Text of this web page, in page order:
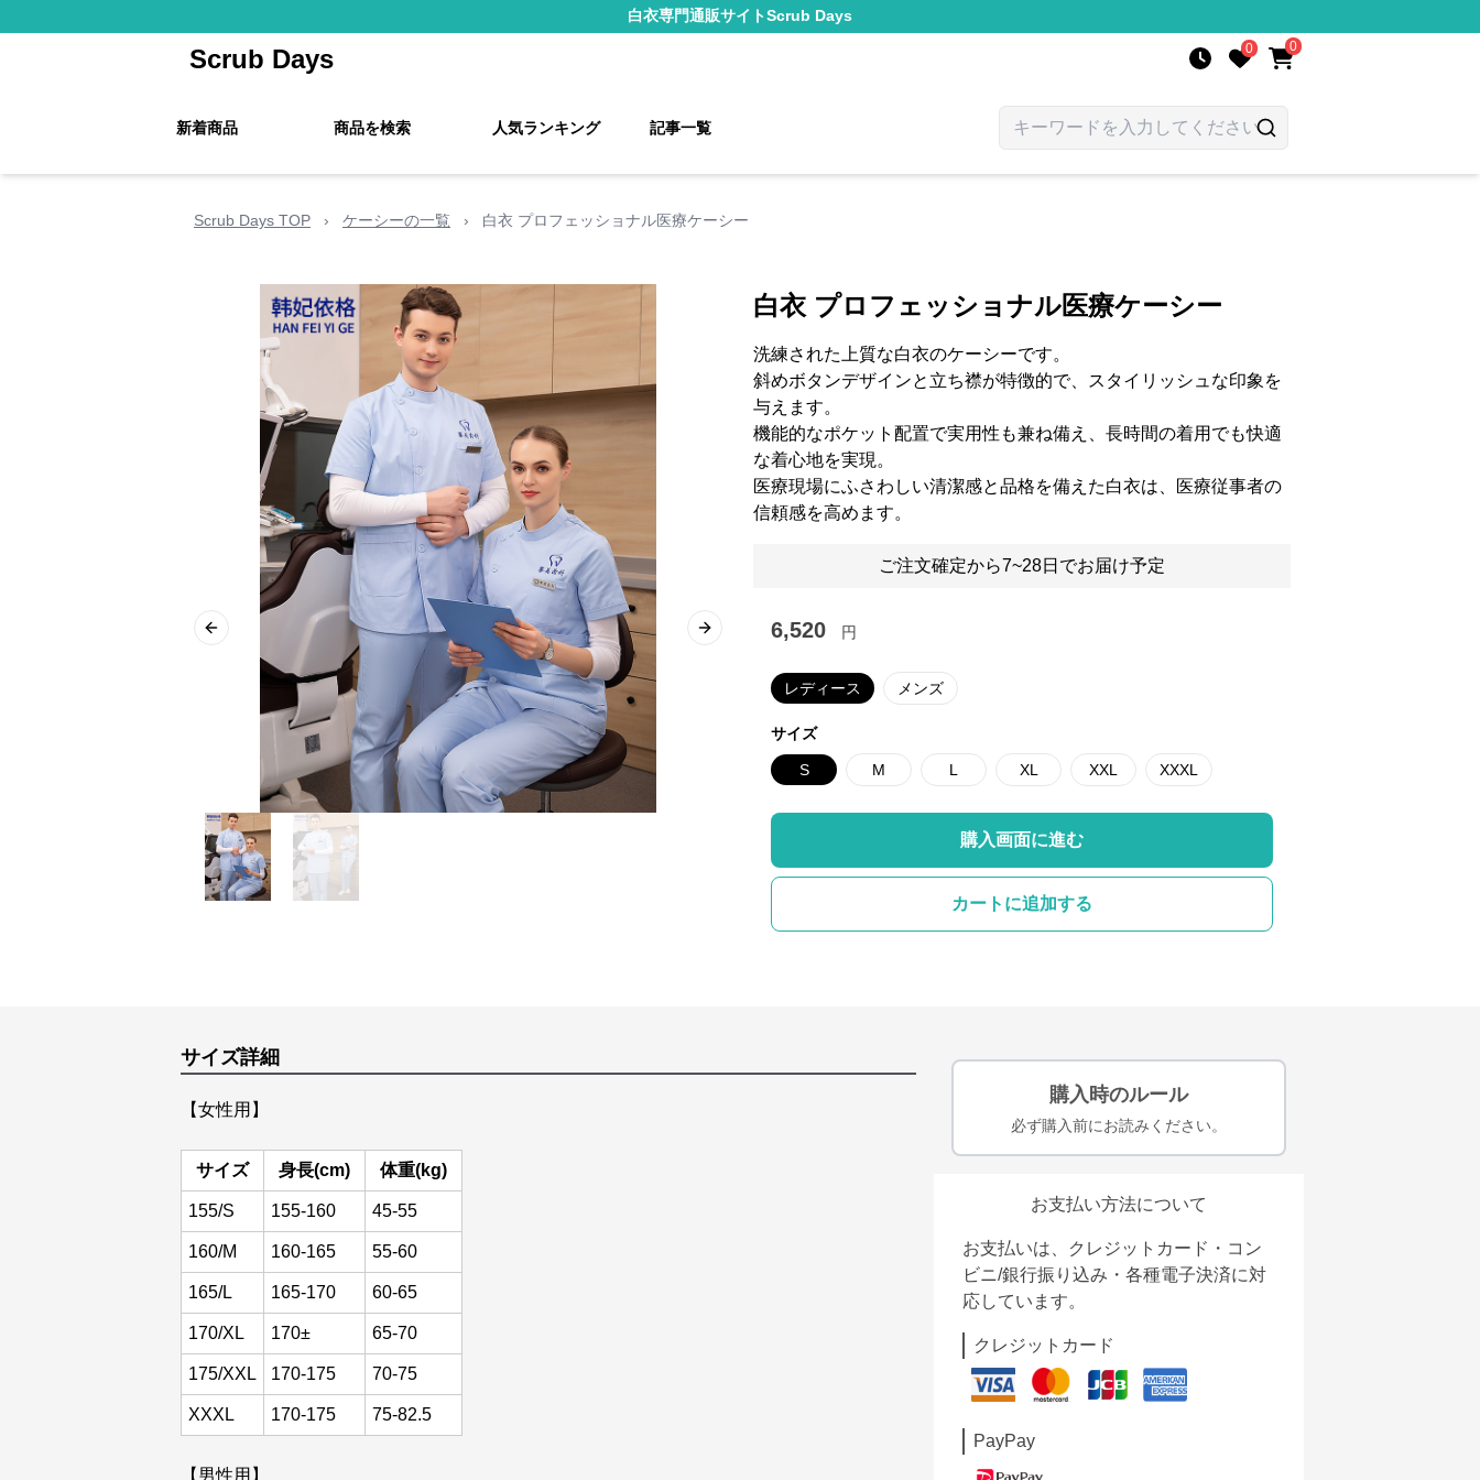
白衣専門通販サイトScrub Days
Scrub Days 0 0
新着商品 商品を検索 人気ランキング 記事一覧
Scrub Days TOP › ケーシーの一覧 › 白衣 プロフェッショナル医療ケーシー
Previous slide Next slide
白衣 プロフェッショナル医療ケーシー
洗練された上質な白衣のケーシーです。
斜めボタンデザインと立ち襟が特徴的で、スタイリッシュな印象を
与えます。
機能的なポケット配置で実用性も兼ね備え、長時間の着用でも快適
な着心地を実現。
医療現場にふさわしい清潔感と品格を備えた白衣は、医療従事者の
信頼感を高めます。
ご注文確定から7~28日でお届け予定
6,520 円
レディース メンズ
サイズ
S M L XL XXL XXXL
購入画面に進む
カートに追加する
サイズ詳細
【女性用】
サイズ 身長(cm) 体重(kg)
155/S 155-160 45-55
160/M 160-165 55-60
165/L 165-170 60-65
170/XL 170± 65-70
175/XXL 170-175 70-75
XXXL 170-175 75-82.5
【男性用】
購入時のルール
必ず購入前にお読みください。
お支払い方法について
お支払いは、クレジットカード・コン
ビニ/銀行振り込み・各種電子決済に対
応しています。
クレジットカード
PayPay